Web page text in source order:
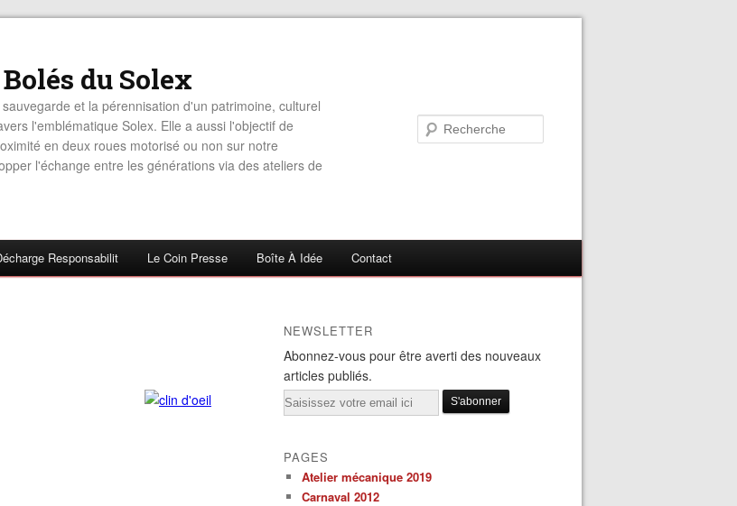
du Solex
et la pérennisation d'un patrimoine, culturel
l'emblématique Solex. Elle a aussi l'objectif de
en deux roues motorisé ou non sur notre
l'échange entre les générations via des ateliers de
Responsabilit Le Coin Presse Boîte À Idée Contact
NEWSLETTER
Abonnez-vous pour être averti des nouveaux
articles publiés.
Email
PAGES
Atelier mécanique 2019
Carnaval 2012